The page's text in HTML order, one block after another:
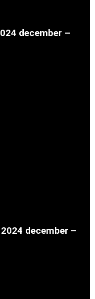
december –
december –